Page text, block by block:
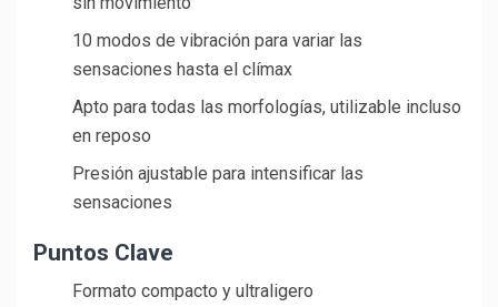
10 modos de vibración para variar las
sensaciones hasta el clímax
Apto para todas las morfologías, utilizable incluso
en reposo
Presión ajustable para intensificar las
sensaciones
Puntos Clave
Formato compacto y ultraligero